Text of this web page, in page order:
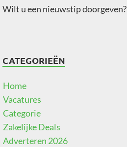
Wilt u een nieuwstip doorgeven?
CATEGORIEËN
Home
Vacatures
Categorie
Zakelijke Deals
Adverteren 2026